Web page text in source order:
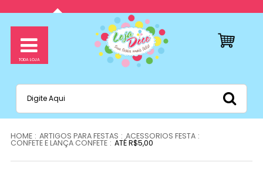
ARTIGOS PARA FESTAS ACESSORIOS FESTA
CONFETE E LANÇA CONFETE ATÉ R$5,00